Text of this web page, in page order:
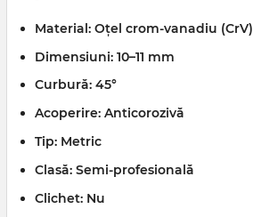
Material: Oțel crom-vanadiu (CrV)
Dimensiuni: 10–11 mm
Curbură: 45°
Acoperire: Anticorozivă
Tip: Metric
Clasă: Semi-profesională
Clichet: Nu